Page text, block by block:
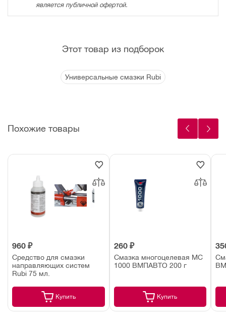
является публичной офертой.
Этот товар из подборок
Универсальные смазки Rubi
Похожие товары
960 ₽
Средство для смазки
направляющих систем
Rubi 75 мл.
Купить
260 ₽
Смазка многоцелевая MC
1000 ВМПАВТО 200 г
Купить